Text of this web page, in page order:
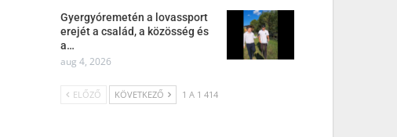
Gyergyóremetén a lovassport
erejét a család, a közösség és
a…
aug 4, 2026
ELŐZŐ KÖVETKEZŐ 1 A 1 414